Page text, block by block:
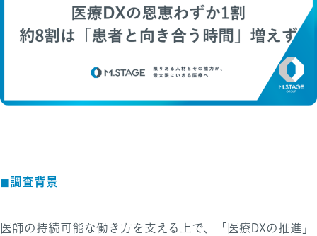
◼︎調査背景
医師の持続可能な働き方を支える上で、「医療DXの推進」